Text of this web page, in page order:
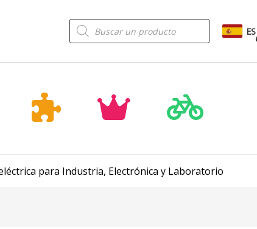
Búsqueda
de
productos
ES
para Industria, Electrónica y Laboratorio